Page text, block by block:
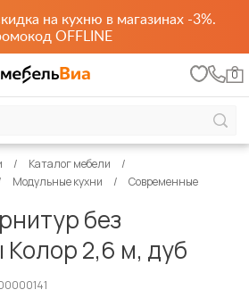
на кухню в магазинах -3%.
OFFLINE
0
Каталог мебели
Модульные кухни Современные
без
2,6 м, дуб